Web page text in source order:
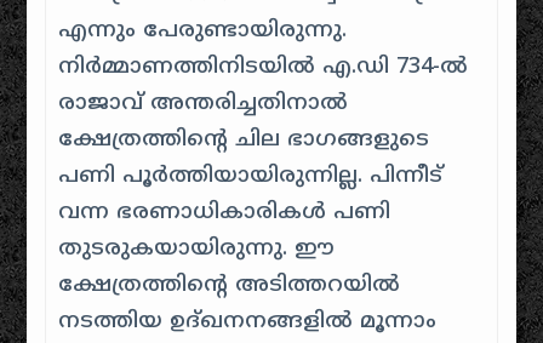
എന്നും പേരുണ്ടായിരുന്നു.
നിർമ്മാണത്തിനിടയിൽ എ.ഡി 734-ൽ
രാജാവ് അന്തരിച്ചതിനാൽ
ക്ഷേത്രത്തിന്റെ ചില ഭാഗങ്ങളുടെ
പണി പൂർത്തിയായിരുന്നില്ല. പിന്നീട്
വന്ന ഭരണാധികാരികൾ പണി
തുടരുകയായിരുന്നു. ഈ
ക്ഷേത്രത്തിന്റെ അടിത്തറയിൽ
നടത്തിയ ഉദ്ഖനനങ്ങളിൽ മൂന്നാം